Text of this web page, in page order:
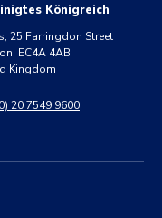
Königreich
25 Farringdon Street
EC4A 4AB
Kingdom
20 7549 9600